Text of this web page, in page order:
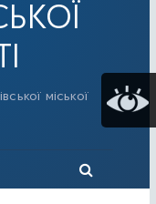
міської